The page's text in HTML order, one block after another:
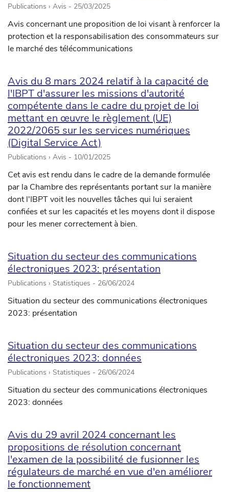
Publications › Avis - 25/03/2025
Avis concernant une proposition de loi visant à renforcer la
protection et la responsabilisation des consommateurs sur
le marché des télécommunications
Avis du 8 mars 2024 relatif à la capacité de
l'IBPT d'assurer les missions d'autorité
compétente dans le cadre du projet de loi
mettant en œuvre le règlement (UE)
2022/2065 sur les services numériques
(Digital Service Act)
Publications › Avis - 10/01/2025
Cet avis est rendu dans le cadre de la demande formulée
par la Chambre des représentants portant sur la manière
dont l'IBPT voit les nouvelles tâches qui lui seraient
confiées et sur les capacités et les moyens dont il dispose
pour les mener correctement à bien.
Situation du secteur des communications
électroniques 2023: présentation
Publications › Statistiques - 26/06/2024
Situation du secteur des communications électroniques
2023: présentation
Situation du secteur des communications
électroniques 2023: données
Publications › Statistiques - 26/06/2024
Situation du secteur des communications électroniques
2023: données
Avis du 29 avril 2024 concernant les
propositions de résolution concernant
l'examen de la possibilité de fusionner les
régulateurs de marché en vue d'en améliorer
le fonctionnement